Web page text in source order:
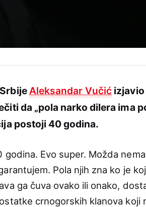
Aleksandar Vučić izjavio
da „pola narko dilera ima
postoji 40 godina.
godina. Evo super. Možda
Pola njih zna ko je
ga čuva ovako ili onako,
crnogorskih klanova koji